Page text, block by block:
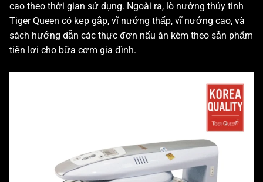
cao theo thời gian sử dụng. Ngoài ra, lò nướng thủy tinh
Tiger Queen có kẹp gắp, vĩ nướng thấp, vĩ nướng cao, và
sách hướng dẫn các thực đơn nấu ăn kèm theo sản phẩm
tiện lợi cho bữa cơm gia đình.